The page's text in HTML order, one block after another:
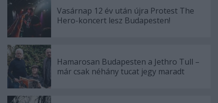
Vasárnap 12 év után újra Protest The
Hero-koncert lesz Budapesten!
Hamarosan Budapesten a Jethro Tull –
már csak néhány tucat jegy maradt